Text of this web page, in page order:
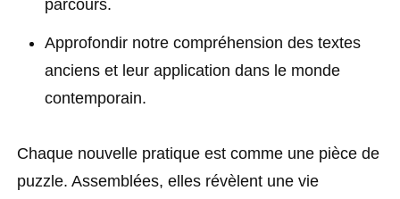
parcours.
Approfondir notre compréhension des textes
anciens et leur application dans le monde
contemporain.
Chaque nouvelle pratique est comme une pièce de
puzzle. Assemblées, elles révèlent une vie